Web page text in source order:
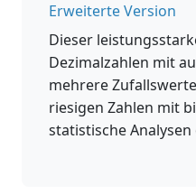
Erweiterte Version
Dieser
Dezimalzahlen mit
mehrere
riesigen Zahlen mit
statistische